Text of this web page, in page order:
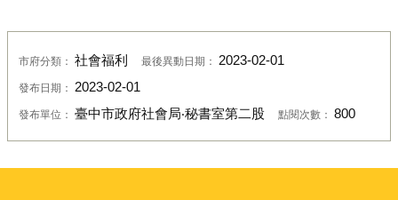
市府分類： 社會福利 最後異動日期： 2023-02-01
發布日期： 2023-02-01
發布單位： 臺中市政府社會局‧秘書室第二股 點閱次數： 800